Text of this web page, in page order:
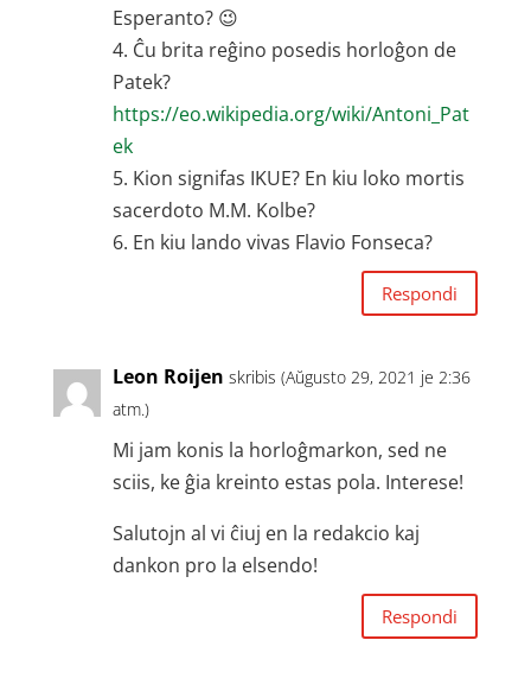
Esperanto? 😉
4. Ĉu brita reĝino posedis horloĝon de
Patek?
https://eo.wikipedia.org/wiki/Antoni_Pat
ek
5. Kion signifas IKUE? En kiu loko mortis
sacerdoto M.M. Kolbe?
6. En kiu lando vivas Flavio Fonseca?
Respondi
Leon Roijen skribis (Aŭgusto 29, 2021 je 2:36
atm.)
Mi jam konis la horloĝmarkon, sed ne
sciis, ke ĝia kreinto estas pola. Interese!
Salutojn al vi ĉiuj en la redakcio kaj
dankon pro la elsendo!
Respondi